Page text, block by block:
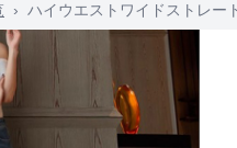
› ハイウエストワイドストレー